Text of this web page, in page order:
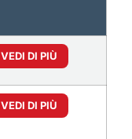
VEDI DI PIÙ
VEDI DI PIÙ